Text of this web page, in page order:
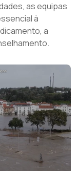
as equipas
à
a